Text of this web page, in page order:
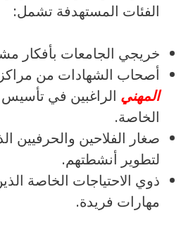
الفئات المستهدفة تشمل:
خريجي الجامعات بأفكار
أصحاب الشهادات من
المهني الراغبين في
الخاصة.
صغار الفلاحين والحرفيين
لتطوير أنشطتهم.
ذوي الاحتياجات الخاصة
مهارات فريدة.